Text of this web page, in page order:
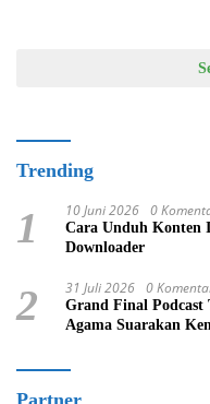
Trending
1 10 Juni 2026 0
Cara Unduh Konten
Downloader
2 31 Juli 2026 0
Grand Final Podcast
Agama Suarakan